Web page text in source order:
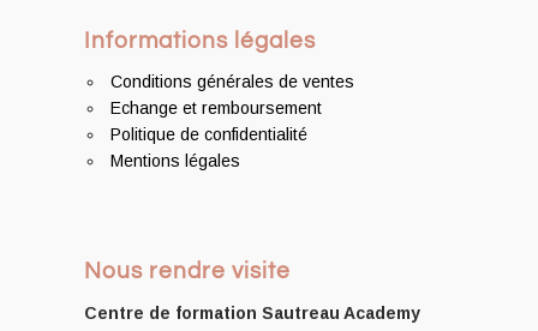
Informations légales
Conditions générales de ventes
Echange et remboursement
Politique de confidentialité
Mentions légales
Nous rendre visite
Centre de formation Sautreau Academy